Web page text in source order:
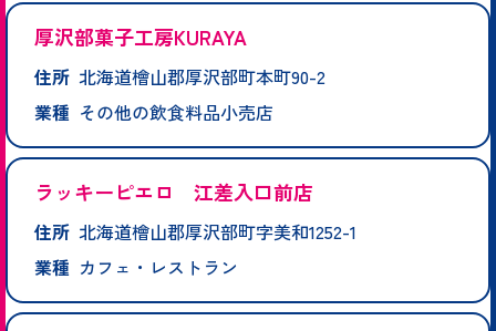
한국어
厚沢部菓子工房KURAYA
住所 北海道檜山郡厚沢部町本町90-2
業種 その他の飲食料品小売店
ラッキーピエロ 江差入口前店
住所 北海道檜山郡厚沢部町字美和1252-1
業種 カフェ・レストラン